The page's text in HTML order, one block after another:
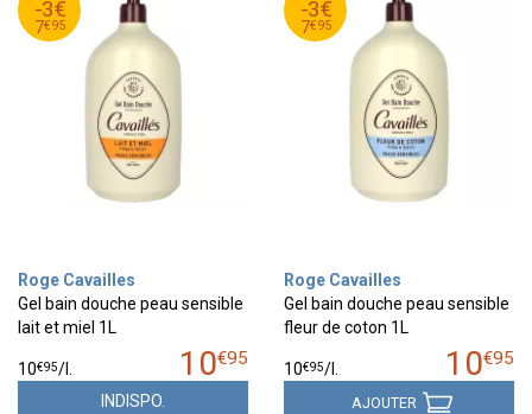
-3€
7€95
7
€
95
Roge Cavailles
Gel bain douche peau sensible
lait et miel 1L
10€95
10€95/
INDISPO.
-3€
7€95
7
€
95
Roge Cavailles
Gel bain douche peau sensible
fleur de coton 1L
10€95
10€95/
AJOUTER